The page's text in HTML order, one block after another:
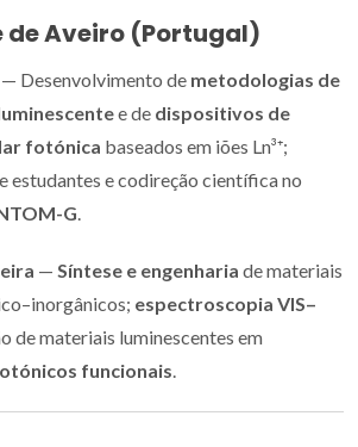
de Aveiro (Portugal)
— Desenvolvimento de metodologias de
e de dispositivos de
fotónica baseados em iões Ln³⁺;
estudantes e codireção científica no
G.
— Síntese e engenharia de materiais
espectroscopia VIS–
de materiais luminescentes em
funcionais.